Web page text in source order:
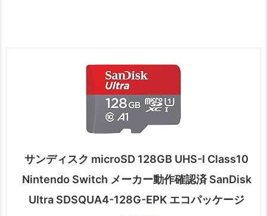
サンディスク microSD 128GB UHS-I Class10
Nintendo Switch メーカー動作確認済 SanDisk
Ultra SDSQUA4-128G-EPK エコパッケージ